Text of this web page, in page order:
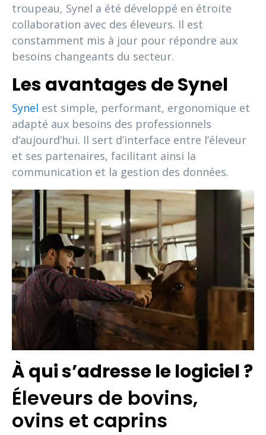
troupeau, Synel a été développé en étroite
collaboration avec des éleveurs. Il est
constamment mis à jour pour répondre aux
besoins changeants du secteur.
Les avantages de Synel
Synel est simple, performant, ergonomique et
adapté aux besoins des professionnels
d’aujourd’hui. Il sert d’interface entre l’éleveur
et ses partenaires, facilitant ainsi la
communication et la gestion des données.
À qui s’adresse le logiciel ?
Éleveurs de bovins,
ovins et caprins